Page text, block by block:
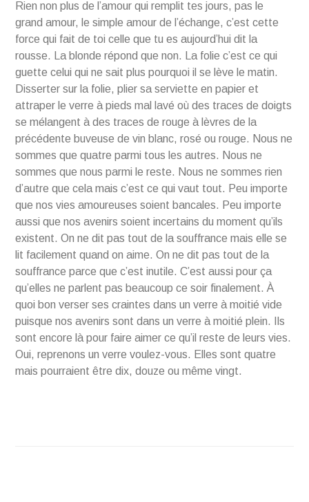
Rien non plus de l’amour qui remplit tes jours, pas le
grand amour, le simple amour de l’échange, c’est cette
force qui fait de toi celle que tu es aujourd’hui dit la
rousse. La blonde répond que non. La folie c’est ce qui
guette celui qui ne sait plus pourquoi il se lève le matin.
Disserter sur la folie, plier sa serviette en papier et
attraper le verre à pieds mal lavé où des traces de doigts
se mélangent à des traces de rouge à lèvres de la
précédente buveuse de vin blanc, rosé ou rouge. Nous ne
sommes que quatre parmi tous les autres. Nous ne
sommes que nous parmi le reste. Nous ne sommes rien
d’autre que cela mais c’est ce qui vaut tout. Peu importe
que nos vies amoureuses soient bancales. Peu importe
aussi que nos avenirs soient incertains du moment qu’ils
existent. On ne dit pas tout de la souffrance mais elle se
lit facilement quand on aime. On ne dit pas tout de la
souffrance parce que c’est inutile. C’est aussi pour ça
qu’elles ne parlent pas beaucoup ce soir finalement. À
quoi bon verser ses craintes dans un verre à moitié vide
puisque nos avenirs sont dans un verre à moitié plein. Ils
sont encore là pour faire aimer ce qu’il reste de leurs vies.
Oui, reprenons un verre voulez-vous. Elles sont quatre
mais pourraient être dix, douze ou même vingt.